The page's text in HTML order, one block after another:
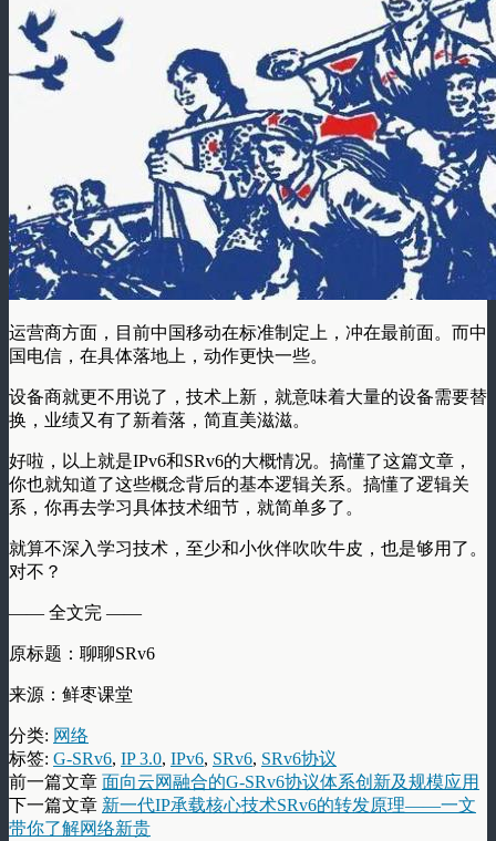
运营商方面，目前中国移动在标准制定上，冲在最前面。而中
国电信，在具体落地上，动作更快一些。
设备商就更不用说了，技术上新，就意味着大量的设备需要替
换，业绩又有了新着落，简直美滋滋。
好啦，以上就是IPv6和SRv6的大概情况。搞懂了这篇文章，
你也就知道了这些概念背后的基本逻辑关系。搞懂了逻辑关
系，你再去学习具体技术细节，就简单多了。
就算不深入学习技术，至少和小伙伴吹吹牛皮，也是够用了。
对不？
—— 全文完 ——
原标题：聊聊SRv6
来源：鲜枣课堂
分类: 网络
标签: G-SRv6, IP 3.0, IPv6, SRv6, SRv6协议
前一篇文章 面向云网融合的G-SRv6协议体系创新及规模应用
下一篇文章 新一代IP承载核心技术SRv6的转发原理——一文
带你了解网络新贵